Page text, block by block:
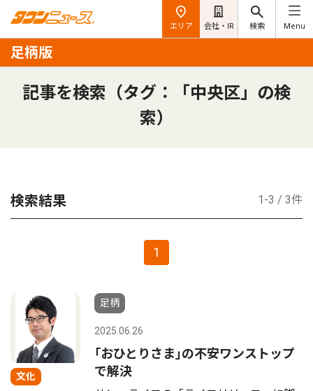
エリア 会社・IR 検索 Menu
足柄版
記事を検索（タグ：「中央区」の検
索）
検索結果 1-3 / 3件
1
文化
足柄
2025.06.26
｢おひとりさま｣の不安ワンストップ
で解決